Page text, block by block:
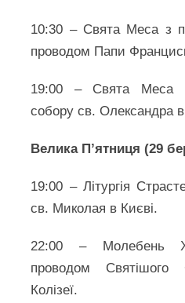
10:30 – Свята Меса з
проводом Папи
19:00 – Свята Меса
собору св. Олександра в
Велика П’ятниця (29
19:00 – Літургія
св. Миколая в Києві.
22:00 – Молебень
проводом
Колізеї.